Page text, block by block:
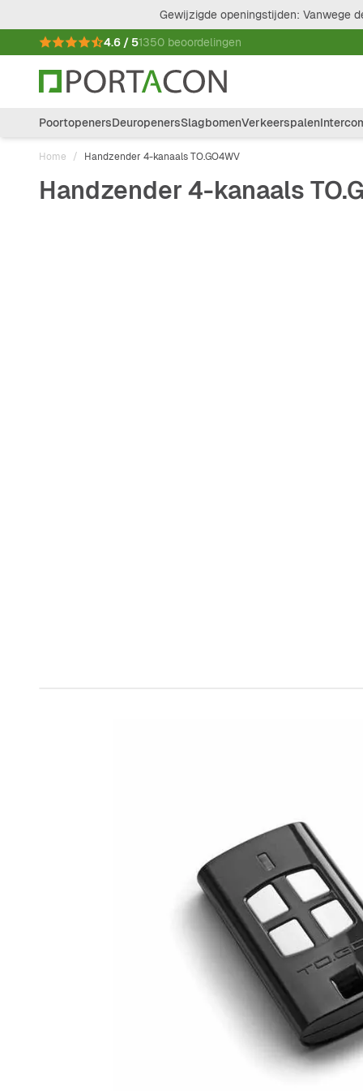
Gewijzigde openingstijden: Vanwege
4.6 / 51350 beoordelingen
PoortopenersDeuropenersSlagbomenVerkeerspalen
Home / Handzender 4-kanaals TO.GO4WV
Handzender 4-kanaals
Oud model, vervangend type TO.GO4VA
Bestel hier het vervangende type:
TO.GO4VA
Robuuste 433,92 Mhz BENINCA handzender met
zender is niet meer leverbaar, de vervangende zender
volledig compatibel met de TO.GO4WV en eenvoudig